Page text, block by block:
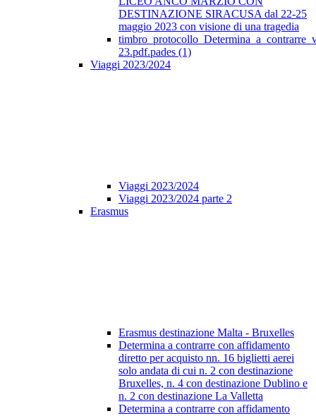
DESTINAZIONE SIRACUSA dal 22-25
maggio 2023 con visione di una tragedia
23.pdf.pades (1)
Viaggi 2023/2024
Viaggi 2023/2024
Viaggi 2023/2024 parte 2
Erasmus
Erasmus destinazione Malta - Bruxelles
Determina a contrarre con affidamento
diretto per acquisto nn. 16 biglietti aerei
solo andata di cui n. 2 con destinazione
Bruxelles, n. 4 con destinazione Dublino e
n. 2 con destinazione La Valletta
Determina a contrarre con affidamento